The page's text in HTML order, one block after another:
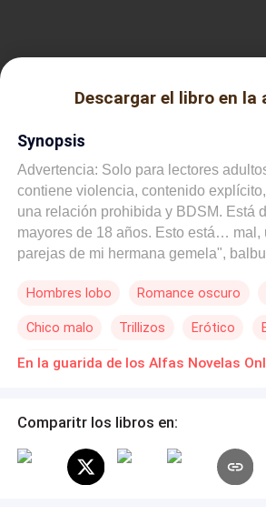
Descargar el libro en la
Synopsis
Advertencia: Solo para lectores
contiene violencia, contenido
una relación prohibida y BDSM. Está
mayores de 18 años. Esto está… mal,
parejas de mi hermana gemela",
convulsionaba con la llegada de mi
desgarrador, mi mundo se derrumbó el
vendieron a un Alfa vegetal para
sino tres fuerzas salvajes,
visual. Hablar solo cuando te hablen.
heredero. La desobediencia
Hombres lobo Romance oscuro
Chico malo Trillizos Erótico
Amor Prohibido
Comparitr los libros en: